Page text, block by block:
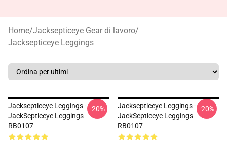
Home/Jacksepticeye Gear di lavoro/
Jacksepticeye Leggings
Jacksepticeye Leggings -
JackSepticeye Leggings
RB0107
-20%
Jacksepticeye Leggings -
JackSepticeye Leggings
RB0107
-20%